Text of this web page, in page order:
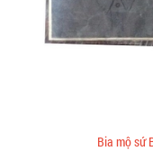
Bia mộ sứ